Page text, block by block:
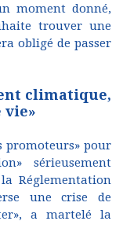
moment donné,
trouver une
obligé de passer
climatique,
vie»
promoteurs» pour
sérieusement
Réglementation
une crise de
a martelé la